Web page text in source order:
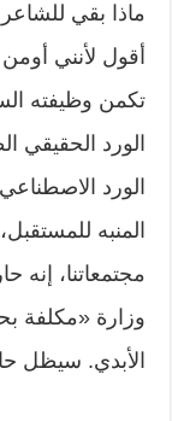
ماذا بقي
أقول لأنني
تكمن وظيفته
الورد الحقيقي
الورد
المنبه
مجتمعاتنا،
وزارة «مكلفة
الأبدي. سيظل